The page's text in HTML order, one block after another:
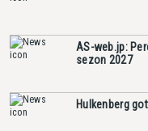
AS-web.jp:
sezon 2027
Hulkenberg